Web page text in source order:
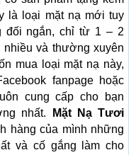
là loại mặt nạ mới tuy
đối ngắn, chỉ từ 1 – 2
và thường xuyên
mua loại mặt nạ này,
fanpage hoặc
cung cấp cho bạn
nhất.
Mặt Nạ Tươi
hàng của mình những
và cố gắng làm cho